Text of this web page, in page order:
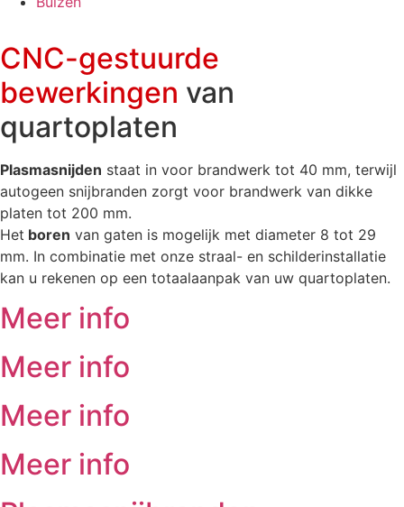
CNC-gestuurde
bewerkingen van
quartoplaten
Plasmasnijden staat in voor brandwerk tot 40 mm, terwijl
autogeen snijbranden zorgt voor brandwerk van dikke
platen tot 200 mm.
Het boren van gaten is mogelijk met diameter 8 tot 29
mm. In combinatie met onze straal- en schilderinstallatie
kan u rekenen op een totaalaanpak van uw quartoplaten.
Meer info
Meer info
Meer info
Meer info